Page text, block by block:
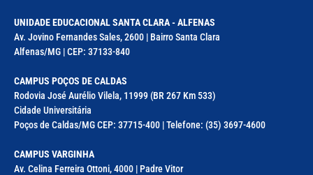
UNIDADE EDUCACIONAL SANTA CLARA - ALFENAS
Av. Jovino Fernandes Sales, 2600 | Bairro Santa Clara
Alfenas/MG | CEP: 37133-840
CAMPUS POÇOS DE CALDAS
Rodovia José Aurélio Vilela, 11999 (BR 267 Km 533)
Cidade Universitária
Poços de Caldas/MG CEP: 37715-400 | Telefone: (35) 3697-4600
CAMPUS VARGINHA
Av. Celina Ferreira Ottoni, 4000 | Padre Vitor